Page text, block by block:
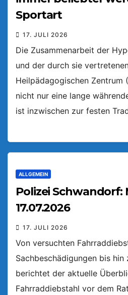
Sportart
17. JULI 2026
Die Zusammenarbeit der
und der durch sie
Heilpädagogischen Zentrum
nicht nur eine lange
ist inzwischen zur festen
ALLGEMEIN
Polizei
17.07.2026
17. JULI 2026
Von versuchten
Sachbeschädigungen bis
berichtet der aktuelle
Fahrraddiebstahl vor dem